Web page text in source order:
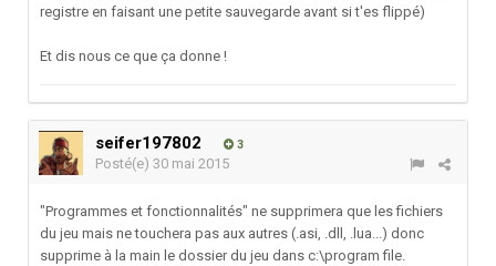
registre en faisant une petite sauvegarde avant si t'es flippé)
Et dis nous ce que ça donne !
seifer197802 3
Posté(e) 30 mai 2015
"Programmes et fonctionnalités" ne supprimera que les fichiers
du jeu mais ne touchera pas aux autres (.asi, .dll, .lua...) donc
supprime à la main le dossier du jeu dans c:\program file.